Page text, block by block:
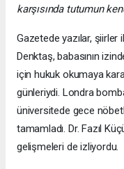
karşısında tutumun
Gazetede yazılar, şiirler
Denktaş, babasının
için hukuk okumaya
günleriydi. Londra
üniversitede gece
tamamladı. Dr. Fazıl
gelişmeleri de izliyordu.